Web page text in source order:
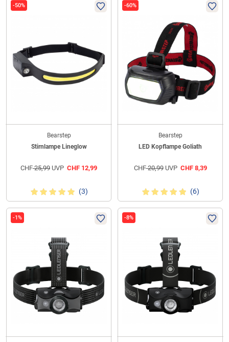
-50%
Bearstep
Stirnlampe Lineglow
CHF25,99 UVP CHF 12,99
(3)
-60%
Bearstep
LED Kopflampe Goliath
CHF20,99UVP CHF8,39
(6)
-1% -8%